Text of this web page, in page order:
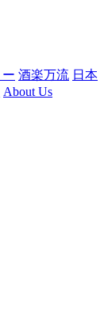
酒楽万流 日本
About Us